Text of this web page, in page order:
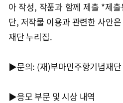
아 작성, 작품과 함께 제출 *제
단, 저작물 이용과 관련한 사안
재단 누리집.
▶문의: (재)부마민주항기념재
▶응모 부문 및 시상 내역